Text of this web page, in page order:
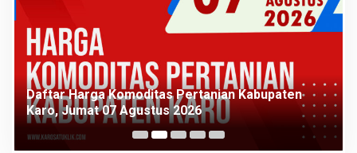
Daftar Harga Komoditas Pertanian Kabupaten
Karo, Jumat 07 Agustus 2026